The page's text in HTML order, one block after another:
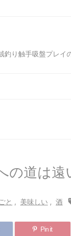
り触手吸盤プレイ
の道は
と , 美味しい , 酒
Pin it